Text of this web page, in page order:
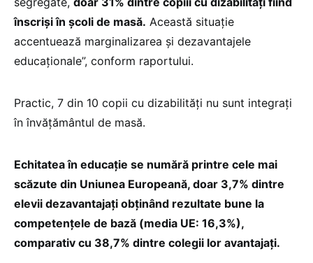
înscriși în școli de masă. Această situație
accentuează marginalizarea și dezavantajele
educaționale”, conform raportului.
Practic, 7 din 10 copii cu dizabilități nu sunt integrați
în învățământul de masă.
Echitatea în educație se numără printre cele mai
scăzute din Uniunea Europeană, doar 3,7% dintre
elevii dezavantajați obținând rezultate bune la
competențele de bază (media UE: 16,3%),
comparativ cu 38,7% dintre colegii lor avantajați.